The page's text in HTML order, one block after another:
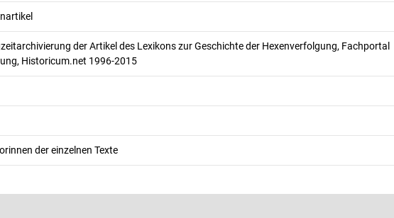
der Artikel des Lexikons zur Geschichte der Hexenverfolgung, Fachportal
Historicum.net 1996-2015
der einzelnen Texte